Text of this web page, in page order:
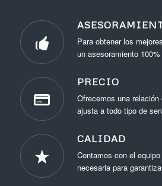
Para obtener los
un asesoramiento
PRECIO
Ofrecemos una
ajusta a todo tipo de
CALIDAD
Contamos con el
necesaria para